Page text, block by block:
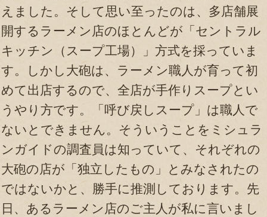
えました。そして思い至ったのは、多店舗展
開するラーメン店のほとんどが「セントラル
キッチン（スープ工場）」方式を採っていま
す。しかし大砲は、ラーメン職人が育って初
めて出店するので、全店が手作りスープとい
うやり方です。「呼び戻しスープ」は職人で
ないとできません。そういうことをミシュラ
ンガイドの調査員は知っていて、それぞれの
大砲の店が「独立したもの」とみなされたの
ではないかと、勝手に推測しております。先
日、あるラーメン店のご主人が私に言いまし